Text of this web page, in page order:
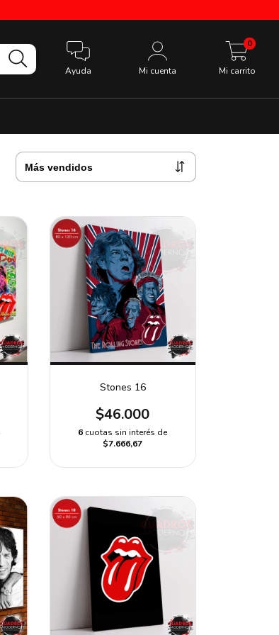
Ayuda Mi cuenta Mi carrito
0
Stones 16
$46.000
6 cuotas sin interés de
$7.666,67